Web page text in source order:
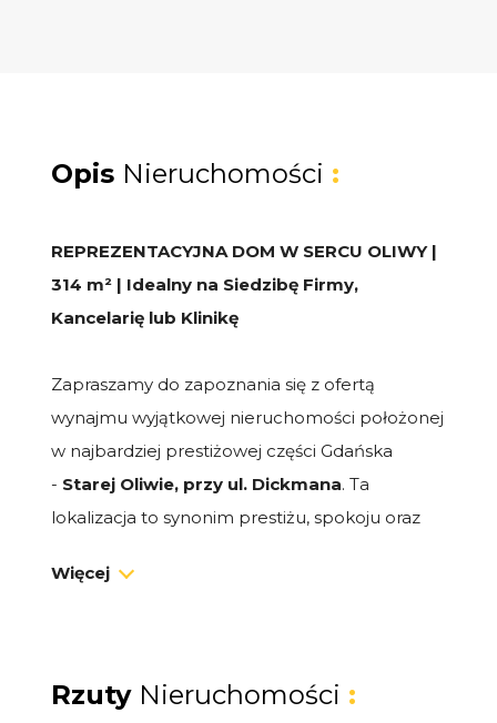
Opis Nieruchomości :
REPREZENTACYJNA DOM W SERCU OLIWY |
314 m² | Idealny na Siedzibę Firmy,
Kancelarię lub Klinikę
Zapraszamy do zapoznania się z ofertą
wynajmu wyjątkowej nieruchomości położonej
w najbardziej prestiżowej części Gdańska
- Starej Oliwie, przy ul. Dickmana. Ta
lokalizacja to synonim prestiżu, spokoju oraz
Trójmiastem.
Dom o ogromnym potencjale aranżacyjnym,
który łączy historyczny klimat dzielnicy z
Więcej
Rzuty Nieruchomości :